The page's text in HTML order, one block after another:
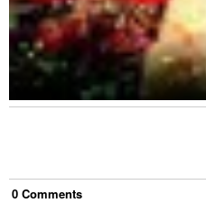
0 Comments